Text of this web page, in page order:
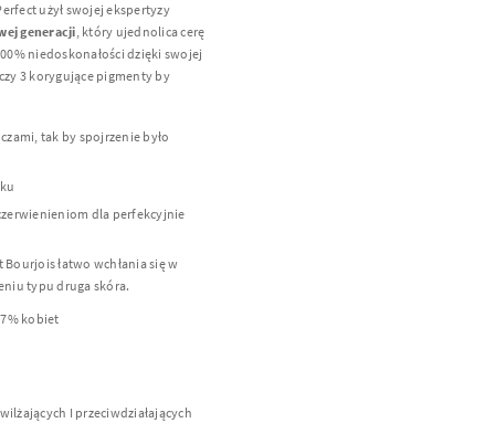
użył swojej ekspertyzy
generacji, który ujednolica cerę
niedoskonałości dzięki swojej
3 korygujące pigmenty by
tak by spojrzenie było
dla perfekcyjnie
łatwo wchłania się w
typu druga skóra.
kobiet
I przeciwdziałających